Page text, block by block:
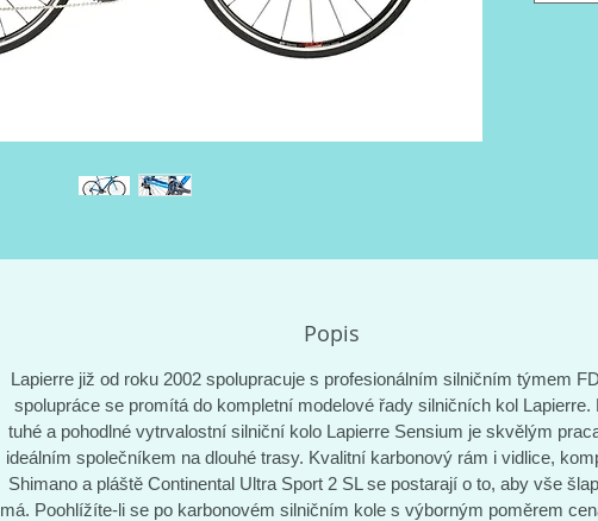
Popis
Lapierre již od roku 2002 spolupracuje s profesionálním silničním týmem
spolupráce se promítá do kompletní modelové řady silničních kol Lapierre.
tuhé a pohodlné vytrvalostní silniční kolo Lapierre Sensium je skvělým
ideálním společníkem na dlouhé trasy. Kvalitní karbonový rám i vidlice,
Shimano a pláště Continental Ultra Sport 2 SL se postarají o to, aby vše
má. Poohlížíte-li se po karbonovém silničním kole s výborným poměrem